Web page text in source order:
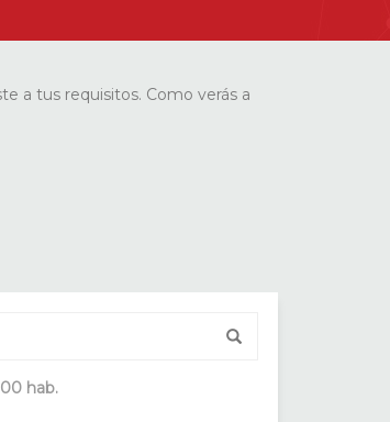
a tus requisitos. Como verás a
hab.